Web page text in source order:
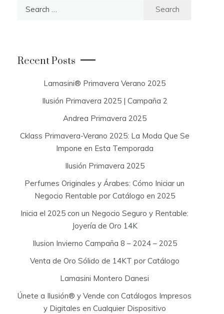
r
:
Recent Posts
Lamasini® Primavera Verano 2025
Ilusión Primavera 2025 | Campaña 2
Andrea Primavera 2025
Cklass Primavera-Verano 2025: La Moda Que Se
Impone en Esta Temporada
Ilusión Primavera 2025
Perfumes Originales y Árabes: Cómo Iniciar un
Negocio Rentable por Catálogo en 2025
Inicia el 2025 con un Negocio Seguro y Rentable:
Joyería de Oro 14K
Ilusion Invierno Campaña 8 – 2024 – 2025
Venta de Oro Sólido de 14KT por Catálogo
Lamasini Montero Danesi
Únete a Ilusión® y Vende con Catálogos Impresos
y Digitales en Cualquier Dispositivo